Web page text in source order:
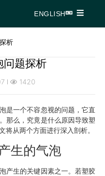
ENGLISH
析
问题探析
1420
是一个不容忽视的问题，它直
那么，究竟是什么原因导致塑
将从两个方面进行深入剖析。
生的气泡
产生的关键因素之一。若塑胶